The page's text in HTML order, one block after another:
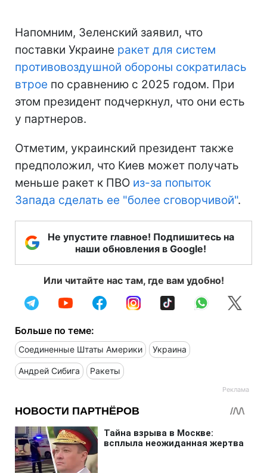
Напомним, Зеленский заявил, что
поставки Украине ракет для систем
противовоздушной обороны сократилась
втрое по сравнению с 2025 годом. При
этом президент подчеркнул, что они есть
у партнеров.
Отметим, украинский президент также
предположил, что Киев может получать
меньше ракет к ПВО из-за попыток
Запада сделать ее "более сговорчивой".
Не упустите главное! Подпишитесь на
наши обновления в Google!
Или читайте нас там, где вам удобно!
Больше по теме:
Соединенные Штаты Америки Украина
Андрей Сибига Ракеты